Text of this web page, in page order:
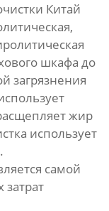
Китай
шкафа до
загрязнения
жир
использует
самой